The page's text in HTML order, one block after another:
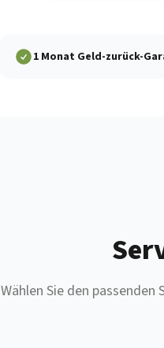
1 Monat Geld-zurück-
Wählen Sie den